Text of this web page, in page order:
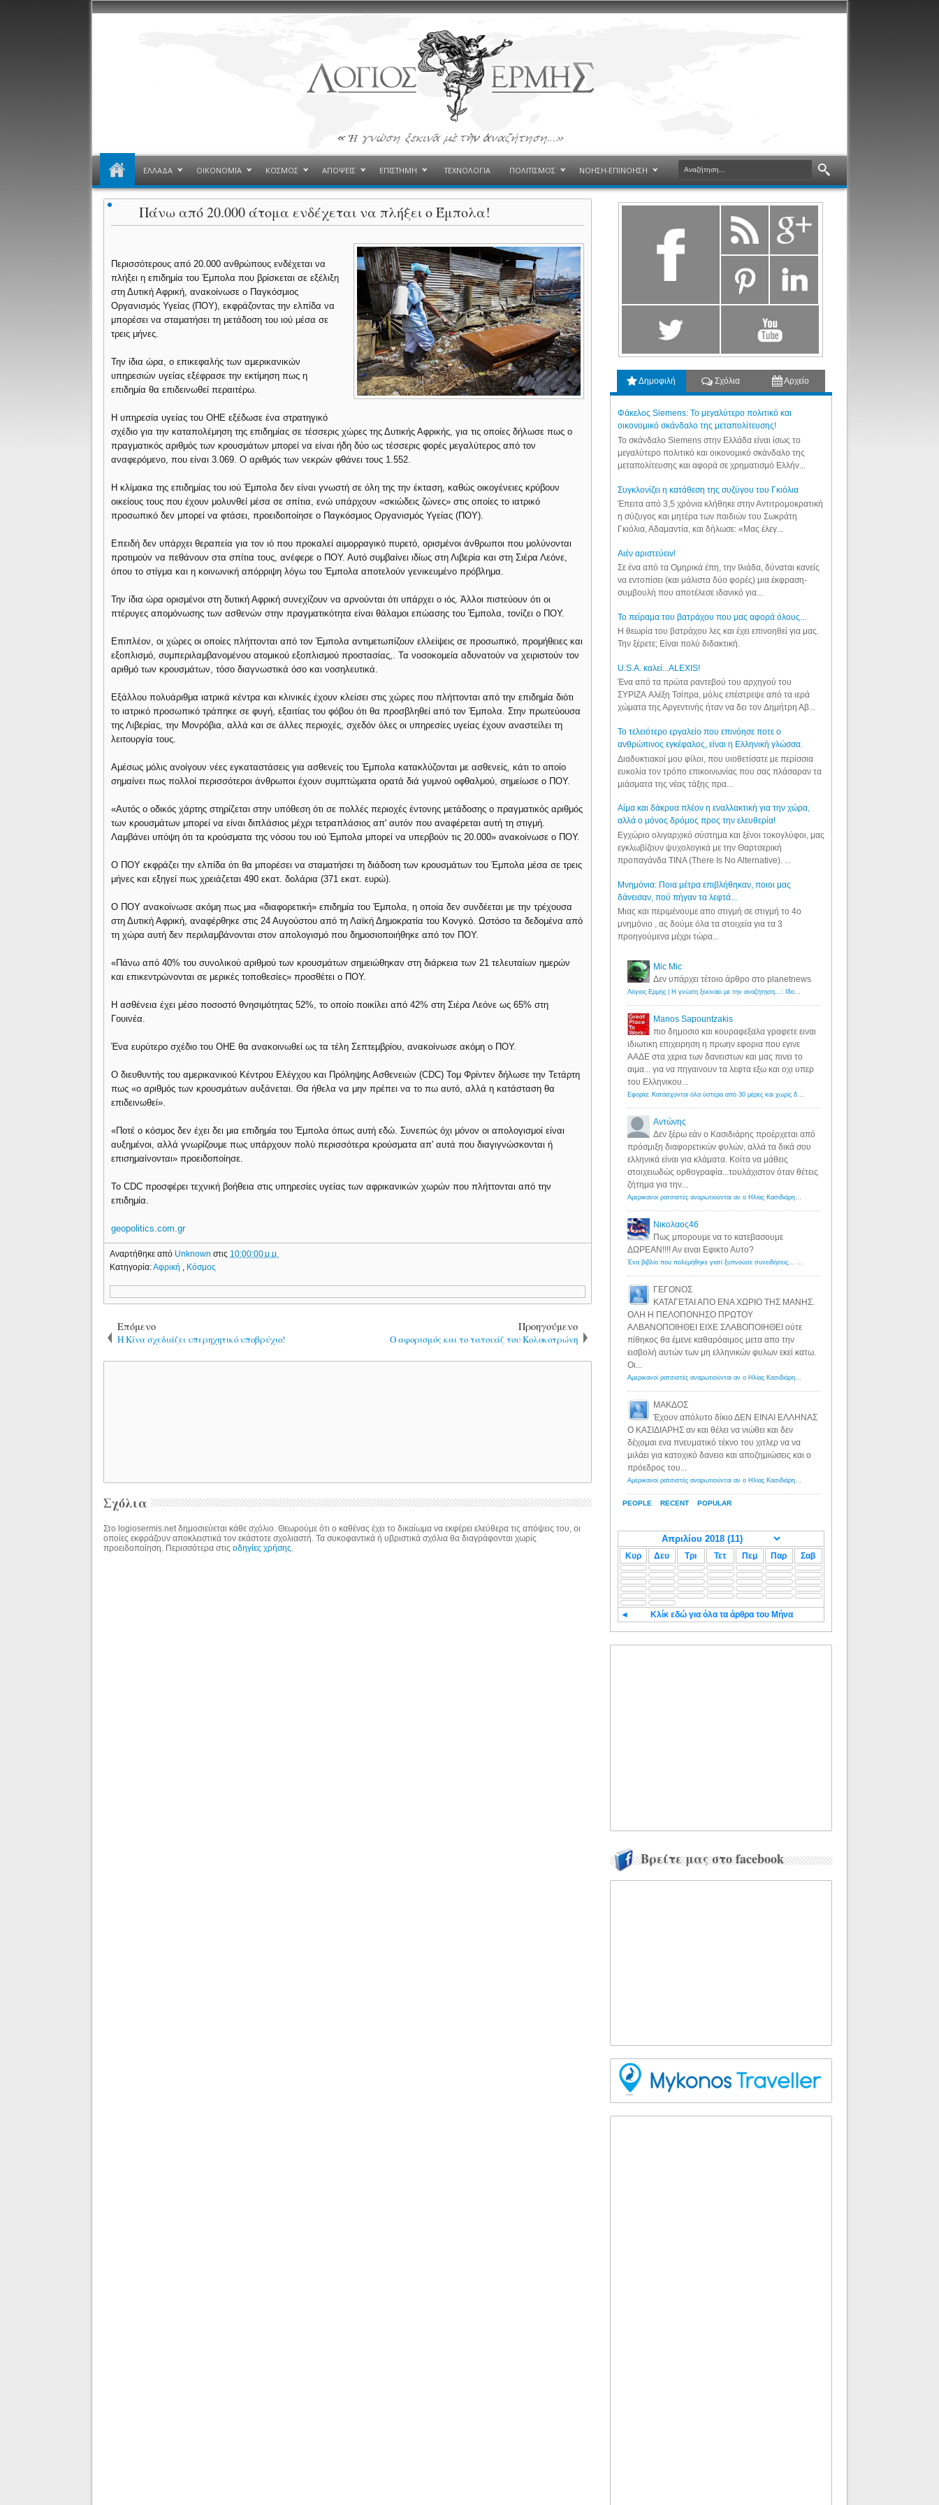
ΕΛΛΑΔΑ ΟΙΚΟΝΟΜΙΑ ΚΟΣΜΟΣ ΑΠΟΨΕΙΣ ΕΠΙΣΤΗΜΗ ΤΕΧΝΟΛΟΓΙΑ ΠΟΛΙΤΙΣΜΟΣ ΝΟΗΣΗ-ΕΠΙΝΟΗΣΗ
Πάνω από 20.000 άτομα ενδέχεται να πλήξει ο Έμπολα!
Περισσότερους από 20.000 ανθρώπους ενδέχεται να
πλήξει η επιδημία του Έμπολα που βρίσκεται σε εξέλιξη
στη Δυτική Αφρική, ανακοίνωσε ο Παγκόσμιος
Οργανισμός Υγείας (ΠΟΥ), εκφράζοντας την ελπίδα να
μπορέσει να σταματήσει τη μετάδοση του ιού μέσα σε
τρεις μήνες.
Την ίδια ώρα, ο επικεφαλής των αμερικανικών
υπηρεσιών υγείας εξέφρασε την εκτίμηση πως η
επιδημία θα επιδεινωθεί περαιτέρω.
Η υπηρεσία υγείας του ΟΗΕ εξέδωσε ένα στρατηγικό
σχέδιο για την καταπολέμηση της επιδημίας σε τέσσερις χώρες της Δυτικής Αφρικής, για τις οποίες δήλωσε πως ο
πραγματικός αριθμός των κρουσμάτων μπορεί να είναι ήδη δύο ως τέσσερις φορές μεγαλύτερος από τον
αναφερόμενο, που είναι 3.069. Ο αριθμός των νεκρών φθάνει τους 1.552.
Η κλίμακα της επιδημίας του ιού Έμπολα δεν είναι γνωστή σε όλη της την έκταση, καθώς οικογένειες κρύβουν
οικείους τους που έχουν μολυνθεί μέσα σε σπίτια, ενώ υπάρχουν «σκιώδεις ζώνες» στις οποίες το ιατρικό
προσωπικό δεν μπορεί να φτάσει, προειδοποίησε ο Παγκόσμιος Οργανισμός Υγείας (ΠΟΥ).
Επειδή δεν υπάρχει θεραπεία για τον ιό που προκαλεί αιμορραγικό πυρετό, ορισμένοι άνθρωποι που μολύνονται
προτιμούν να πεθάνουν στα σπίτια τους, ανέφερε ο ΠΟΥ. Αυτό συμβαίνει ιδίως στη Λιβερία και στη Σιέρα Λεόνε,
όπου το στίγμα και η κοινωνική απόρριψη λόγω του Έμπολα αποτελούν γενικευμένο πρόβλημα.
Την ίδια ώρα ορισμένοι στη δυτική Αφρική συνεχίζουν να αρνούνται ότι υπάρχει ο ιός. Άλλοι πιστεύουν ότι οι
πτέρυγες απομόνωσης των ασθενών στην πραγματικότητα είναι θάλαμοι επώασης του Έμπολα, τονίζει ο ΠΟΥ.
Επιπλέον, οι χώρες οι οποίες πλήττονται από τον Έμπολα αντιμετωπίζουν ελλείψεις σε προσωπικό, προμήθειες και
εξοπλισμό, συμπεριλαμβανομένου ατομικού εξοπλισμού προστασίας,. Τα νοσοκομεία αδυνατούν να χειριστούν τον
αριθμό των κρουσμάτων, τόσο διαγνωστικά όσο και νοσηλευτικά.
Εξάλλου πολυάριθμα ιατρικά κέντρα και κλινικές έχουν κλείσει στις χώρες που πλήττονται από την επιδημία διότι
το ιατρικό προσωπικό τράπηκε σε φυγή, εξαιτίας του φόβου ότι θα προσβληθεί από τον Έμπολα. Στην πρωτεύουσα
της Λιβερίας, την Μονρόβια, αλλά και σε άλλες περιοχές, σχεδόν όλες οι υπηρεσίες υγείας έχουν αναστείλει τη
λειτουργία τους.
Αμέσως μόλις ανοίγουν νέες εγκαταστάσεις για ασθενείς του Έμπολα κατακλύζονται με ασθενείς, κάτι το οποίο
σημαίνει πως πολλοί περισσότεροι άνθρωποι έχουν συμπτώματα ορατά διά γυμνού οφθαλμού, σημείωσε ο ΠΟΥ.
«Αυτός ο οδικός χάρτης στηρίζεται στην υπόθεση ότι σε πολλές περιοχές έντονης μετάδοσης ο πραγματικός αριθμός
των κρουσμάτων μπορεί να είναι διπλάσιος μέχρι τετραπλάσιος απ' αυτόν που αναφέρεται αυτή τη στιγμή.
Λαμβάνει υπόψη ότι τα κρούσματα της νόσου του ιού Έμπολα μπορεί να υπερβούν τις 20.000» ανακοίνωσε ο ΠΟΥ.
Ο ΠΟΥ εκφράζει την ελπίδα ότι θα μπορέσει να σταματήσει τη διάδοση των κρουσμάτων του Έμπολα μέσα σε τρεις
μήνες και εξηγεί πως χρειάζεται 490 εκατ. δολάρια (371 εκατ. ευρώ).
Ο ΠΟΥ ανακοίνωσε ακόμη πως μια «διαφορετική» επιδημία του Έμπολα, η οποία δεν συνδέεται με την τρέχουσα
στη Δυτική Αφρική, αναφέρθηκε στις 24 Αυγούστου από τη Λαϊκή Δημοκρατία του Κονγκό. Ωστόσο τα δεδομένα από
τη χώρα αυτή δεν περιλαμβάνονται στον απολογισμό που δημοσιοποιήθηκε από τον ΠΟΥ.
«Πάνω από 40% του συνολικού αριθμού των κρουσμάτων σημειώθηκαν στη διάρκεια των 21 τελευταίων ημερών
και επικεντρώνονται σε μερικές τοποθεσίες» προσθέτει ο ΠΟΥ.
Η ασθένεια έχει μέσο ποσοστό θνησιμότητας 52%, το οποίο ποικίλει από 42% στη Σιέρα Λεόνε ως 65% στη
Γουινέα.
Ένα ευρύτερο σχέδιο του ΟΗΕ θα ανακοινωθεί ως τα τέλη Σεπτεμβρίου, ανακοίνωσε ακόμη ο ΠΟΥ.
Ο διευθυντής του αμερικανικού Κέντρου Ελέγχου και Πρόληψης Ασθενειών (CDC) Τομ Φρίντεν δήλωσε την Τετάρτη
πως «ο αριθμός των κρουσμάτων αυξάνεται. Θα ήθελα να μην πρέπει να το πω αυτό, αλλά η κατάσταση θα
επιδεινωθεί».
«Ποτέ ο κόσμος δεν έχει δει μια επιδημία του Έμπολα όπως αυτή εδώ. Συνεπώς όχι μόνον οι απολογισμοί είναι
αυξημένοι, αλλά γνωρίζουμε πως υπάρχουν πολύ περισσότερα κρούσματα απ' αυτά που διαγιγνώσκονται ή
επισημαίνονται» προειδοποίησε.
Το CDC προσφέρει τεχνική βοήθεια στις υπηρεσίες υγείας των αφρικανικών χωρών που πλήττονται από την
επιδημία.
geopolitics.com.gr
Αναρτήθηκε από Unknownστις 10:00:00 μ.μ.
Κατηγορία:Αφρική Κόσμος
Επόμενο
Η Κίνα σχεδιάζει υπερηχητικό υποβρύχιο!
Προηγούμενο
Ο αφορισμός και το τατουάζ του Κολοκοτρώνη
Σχόλια
Στο logiosermis.net δημοσιεύεται κάθε σχόλιο. Θεωρούμε ότι ο καθένας έχει το δικαίωμα να εκφέρει ελεύθερα τις απόψεις του, οι
οποίες εκφράζουν αποκλειστικά τον εκάστοτε σχολιαστή. Τα συκοφαντικά ή υβριστικά σχόλια θα διαγράφονται χωρίς
προειδοποίηση. Περισσότερα στιςοδηγίες χρήσης
Δημοφιλή Σχόλια Αρχείο
Φάκελος Siemens: Το μεγαλύτερο πολιτικό και
οικονομικό σκάνδαλο της μεταπολίτευσης!
Το σκάνδαλο Siemens στην Ελλάδα είναι ίσως το
μεγαλύτερο πολιτικό και οικονομικό σκάνδαλο της
μεταπολίτευσης και αφορά σε χρηματισμό Ελλήν...
Συγκλονίζει η κατάθεση της συζύγου του Γκιόλια
Έπειτα από 3,5 χρόνια κλήθηκε στην Αντιτρομοκρατική
η σύζυγος και μητέρα των παιδιών του Σωκράτη
Γκιόλια, Αδαμαντία, και δήλωσε: «Μας έλεγ...
Aιέν αριστεύειν!
Σε ένα από τα Ομηρικά έπη, την Ιλιάδα, δύναται κανείς
να εντοπίσει (και μάλιστα δύο φορές) μια έκφραση-
συμβουλή που αποτέλεσε ιδανικό για...
Το πείραμα του βατράχου που μας αφορά όλους...
Η θεωρία του βατράχου λες και έχει επινοηθεί για μας.
Την ξέρετε; Είναι πολύ διδακτική.
U.S.A. καλεί...ALEXIS!
Ένα από τα πρώτα ραντεβού του αρχηγού του
ΣΥΡΙΖΑ Αλέξη Τσίπρα, μόλις επέστρεψε από τα ιερά
χώματα της Αργεντινής ήταν να δει τον Δημήτρη Αβ...
Το τελειότερο εργαλείο που επινόησε ποτε ο
ανθρώπινος εγκέφαλος, είναι η Ελληνική γλώσσα.
Διαδυκτιακοί μου φίλοι, που υιοθετίσατε με περίσσια
ευκολία τον τρόπο επικοινωνίας που σας πλάσαραν τα
μιάσματα της νέας τάξης πρα...
Αίμα και δάκρυα πλέον η εναλλακτική για την χώρα,
αλλά ο μόνος δρόμος προς την ελευθερία!
Εγχώριο ολιγαρχικό σύστημα και ξένοι τοκογλύφοι, μας
εγκλωβίζουν ψυχολογικά με την Θαρτσερική
προπαγάνδα TINA (There Is No Alternative). ...
Μνημόνια: Ποια μέτρα επιβλήθηκαν, ποιοι μας
δάνεισαν, πού πήγαν τα λεφτά...
Μιας και περιμένουμε απο στιγμή σε στιγμή το 4ο
μνημόνιο , ας δούμε όλα τα στοιχεία για τα 3
προηγούμενα μέχρι τώρα...
PEOPLE RECENT POPULAR
Mic Mic
Δεν υπάρχει τέτοιο άρθρο στο planetnews
Λόγιος Ερμής | Η γνώση ξεκινάει με την αναζήτηση...: Ιδού οι 18 που χρωστούν 11 δις ευρώ!
Manos Sapountzakis
πιο δημοσιο και κουραφεξαλα γραφετε ειναι
ιδιωτικη επιχειρηση η πρωην εφορια που εγινε
ΑΑΔΕ στα χερια των δανειστων και μας πινει το
αιμα... για να πηγαινουν τα λεφτα εξω και οχι υπερ
του Ελληνικου...
Εφορία: Κατάσχονται όλα ύστερα από 30 μέρες και χωρίς δικαστικές αποφάσεις - Λόγιος Ερμής
Αντώνης
Δεν ξέρω εάν ο Κασιδιάρης προέρχεται από
πρόσμιξη διαφορετικών φυλών, αλλά τα δικά σου
ελληνικά είναι για κλάματα. Κοίτα να μάθεις
στοιχειωδώς ορθογραφία...τουλάχιστον όταν θέτεις
ζήτημα για την...
Αμερικανοί ρατσιστές αναρωτιούνται αν ο Ηλίας Κασιδιάρης ανήκει στη λευκή φυλή... - Λόγιος Ερμής
Νικολαος46
Πως μπορουμε να το κατεβασουμε
ΔΩΡΕΑΝ!!!! Αν ειναι Εφικτο Αυτο?
Ένα βιβλίο που πολεμήθηκε γιατί ξυπνούσε συνειδήσεις... - Λόγιος Ερμής | Η γνώση ξεκινάει με την αναζήτηση...
ΓΕΓΟΝΟΣ
ΚΑΤΑΓΕΤΑΙ ΑΠΟ ΕΝΑ ΧΩΡΙΟ ΤΗΣ ΜΑΝΗΣ.
ΟΛΗ Η ΠΕΛΟΠΟΝΗΣΟ ΠΡΩΤΟΥ
ΑΛΒΑΝΟΠΟΙΗΘΕΙ ΕΙΧΕ ΣΛΑΒΟΠΟΙΗΘΕΙ ούτε
πίθηκος θα έμενε καθαρόαιμος μετα απο την
εισβολή αυτών των μη ελληνικών φυλων εκεί κατω.
Οι...
Αμερικανοί ρατσιστές αναρωτιούνται αν ο Ηλίας Κασιδιάρης ανήκει στη λευκή φυλή... - Λόγιος Ερμής
ΜΑΚΔΟΣ
Έχουν απόλυτο δίκιο ΔΕΝ ΕΙΝΑΙ ΕΛΛΗΝΑΣ
Ο ΚΑΣΙΔΙΑΡΗΣ αν και θέλει να νιώθει και δεν
δέχομαι ενα πνευματικό τέκνο του χιτλερ να να
μιλάει για κατοχικό δανειο και αποζημιώσεις και ο
πρόεδρος του...
Αμερικανοί ρατσιστές αναρωτιούνται αν ο Ηλίας Κασιδιάρης ανήκει στη λευκή φυλή... - Λόγιος Ερμής
Κυρ Δευ Τρι Τετ Πεμ Παρ Σαβ
◄ Κλίκ εδώ για όλα τα άρθρα του Μήνα
Βρείτε μας στο facebook